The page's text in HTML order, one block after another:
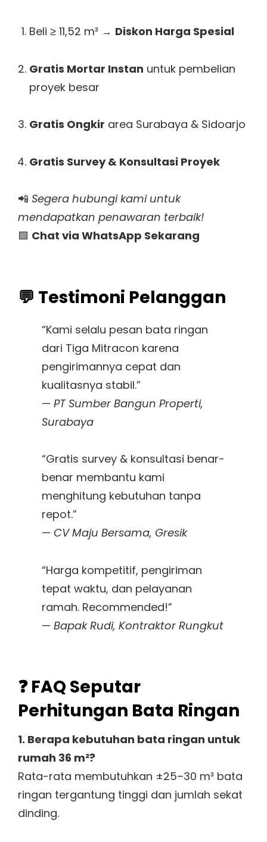
Beli ≥ 11,52 m³ → Diskon Harga Spesial
Gratis Mortar Instan untuk pembelian
proyek besar
Gratis Ongkir area Surabaya & Sidoarjo
Gratis Survey & Konsultasi Proyek
📲 Segera hubungi kami untuk
mendapatkan penawaran terbaik!
🟩 Chat via WhatsApp Sekarang
💬 Testimoni Pelanggan
“Kami selalu pesan bata ringan
dari Tiga Mitracon karena
pengirimannya cepat dan
kualitasnya stabil.”
— PT Sumber Bangun Properti,
Surabaya
“Gratis survey & konsultasi benar-
benar membantu kami
menghitung kebutuhan tanpa
repot.”
— CV Maju Bersama, Gresik
“Harga kompetitif, pengiriman
tepat waktu, dan pelayanan
ramah. Recommended!”
— Bapak Rudi, Kontraktor Rungkut
❓ FAQ Seputar
Perhitungan Bata Ringan
1. Berapa kebutuhan bata ringan untuk
rumah 36 m²?
Rata-rata membutuhkan ±25–30 m³ bata
ringan tergantung tinggi dan jumlah sekat
dinding.